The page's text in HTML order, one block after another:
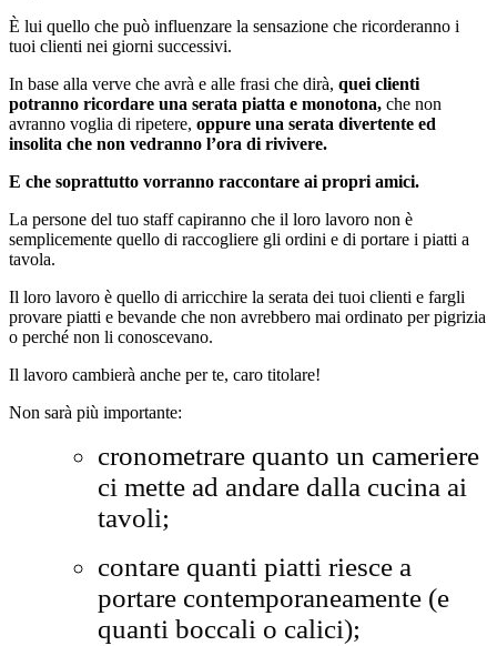
È lui quello che può influenzare la sensazione che ricorderanno i
tuoi clienti nei giorni successivi.
In base alla verve che avrà e alle frasi che dirà, quei clienti
potranno ricordare una serata piatta e monotona, che non
avranno voglia di ripetere, oppure una serata divertente ed
insolita che non vedranno l’ora di rivivere.
E che soprattutto vorranno raccontare ai propri amici.
La persone del tuo staff capiranno che il loro lavoro non è
semplicemente quello di raccogliere gli ordini e di portare i piatti a
tavola.
Il loro lavoro è quello di arricchire la serata dei tuoi clienti e fargli
provare piatti e bevande che non avrebbero mai ordinato per pigrizia
o perché non li conoscevano.
Il lavoro cambierà anche per te, caro titolare!
Non sarà più importante:
cronometrare quanto un cameriere
ci mette ad andare dalla cucina ai
tavoli;
contare quanti piatti riesce a
portare contemporaneamente (e
quanti boccali o calici);